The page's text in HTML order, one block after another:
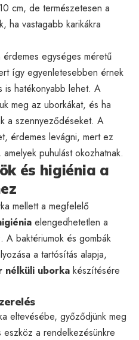
cm, de természetesen a
ha vastagabb karikákra
egységes méretű
így egyenletesebben érnek
hatékonyabb lehet. A
meg az uborkákat, és ha
a szennyeződéseket. A
érdemes levágni, mert ez
puhulást okozhatnak.
és higiénia a
mellett a megfelelő
elengedhetetlen a
A baktériumok és gombák
a tartósítás alapja,
nélküli uborka készítésére
eltevésébe, győződjünk meg
a rendelkezésünkre